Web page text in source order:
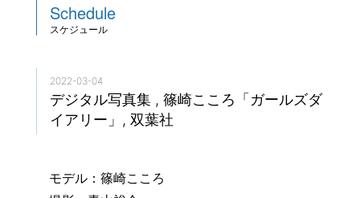
Schedule
スケジュール
2022-03-04
デジタル写真集 , 篠崎こころ「ガールズダ
イアリー」, 双葉社
モデル：篠崎こころ